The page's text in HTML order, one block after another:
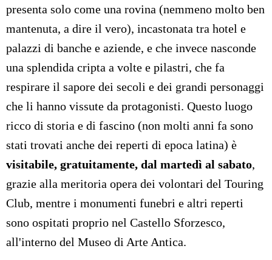
presenta solo come una rovina (nemmeno molto ben
mantenuta, a dire il vero), incastonata tra hotel e
palazzi di banche e aziende, e che invece nasconde
una splendida cripta a volte e pilastri, che fa
respirare il sapore dei secoli e dei grandi personaggi
che li hanno vissute da protagonisti. Questo luogo
ricco di storia e di fascino (non molti anni fa sono
stati trovati anche dei reperti di epoca latina) è
visitabile, gratuitamente, dal martedì al sabato,
grazie alla meritoria opera dei volontari del Touring
Club, mentre i monumenti funebri e altri reperti
sono ospitati proprio nel Castello Sforzesco,
all'interno del Museo di Arte Antica.